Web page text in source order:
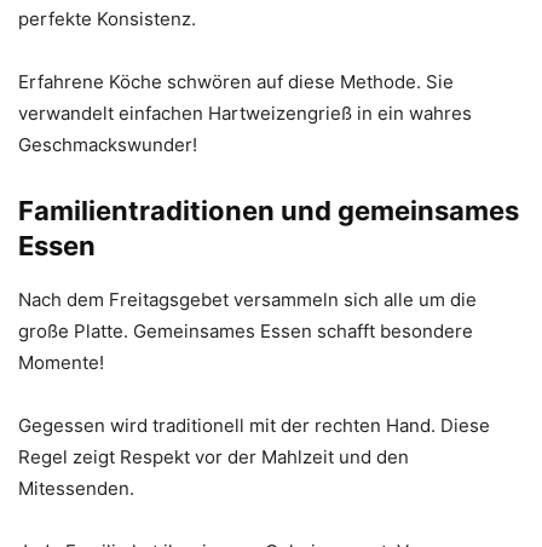
perfekte Konsistenz.
Erfahrene Köche schwören auf diese Methode. Sie
verwandelt einfachen Hartweizengrieß in ein wahres
Geschmackswunder!
Familientraditionen und gemeinsames
Essen
Nach dem Freitagsgebet versammeln sich alle um die
große Platte. Gemeinsames Essen schafft besondere
Momente!
Gegessen wird traditionell mit der rechten Hand. Diese
Regel zeigt Respekt vor der Mahlzeit und den
Mitessenden.